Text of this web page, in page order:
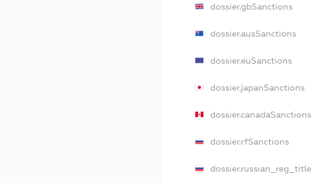
dossier.gbSanctions
dossier.ausSanctions
dossier.euSanctions
dossier.japanSanctions
dossier.canadaSanctions
dossier.rfSanctions
dossier.russian_reg_title